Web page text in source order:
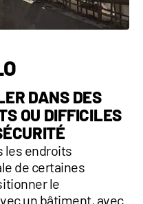
DANS DES
OU DIFFICILES
les endroits
de certaines
le
un bâtiment, avec